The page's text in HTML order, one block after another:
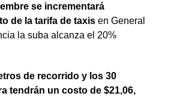
se incrementará
de la tarifa de taxisen General
la suba alcanza el 20%
de recorrido y los 30
tendrán un costo de $21,06,